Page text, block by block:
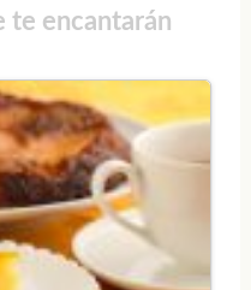
te encantarán